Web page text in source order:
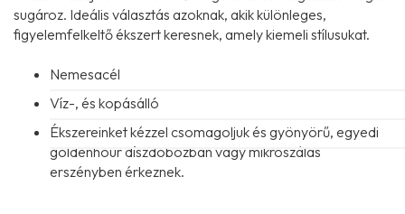
sugároz. Ideális választás azoknak, akik különleges,
figyelemfelkeltő ékszert keresnek, amely kiemeli stílusukat.
Nemesacél
Víz-, és kopásálló
Ékszereinket kézzel csomagoljuk és gyönyörű, egyedi
goldenhour díszdobozban vagy mikroszálas
erszényben érkeznek.